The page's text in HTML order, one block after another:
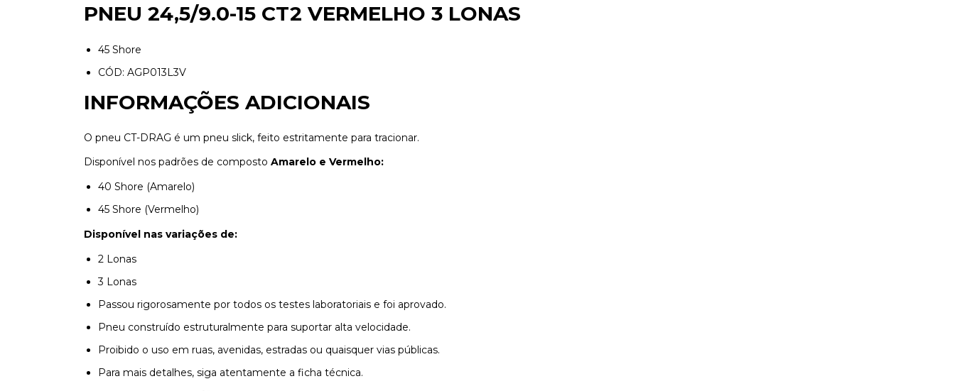
PNEU 24,5/9.0-15 CT2 VERMELHO 3 LONAS
45 Shore
CÓD: AGP013L3V
INFORMAÇÕES ADICIONAIS
O pneu CT-DRAG é um pneu slick, feito estritamente para tracionar.
Disponível nos padrões de composto Amarelo e Vermelho:
40 Shore (Amarelo)
45 Shore (Vermelho)
Disponível nas variações de:
2 Lonas
3 Lonas
Passou rigorosamente por todos os testes laboratoriais e foi aprovado.
Pneu construído estruturalmente para suportar alta velocidade.
Proibido o uso em ruas, avenidas, estradas ou quaisquer vias públicas.
Para mais detalhes, siga atentamente a ficha técnica.